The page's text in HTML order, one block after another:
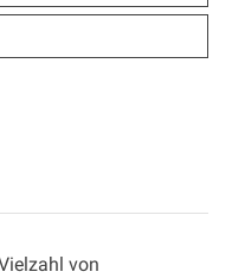
von